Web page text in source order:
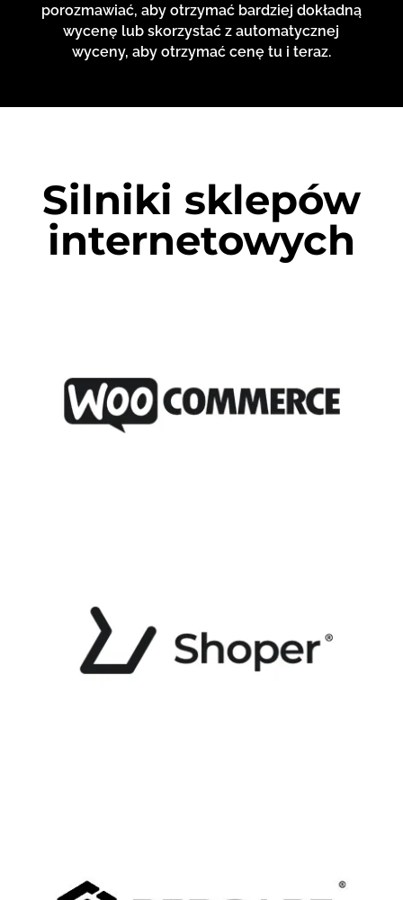
porozmawiać, aby otrzymać bardziej dokładną
wycenę lub skorzystać z automatycznej
wyceny, aby otrzymać cenę tu i teraz.
Silniki sklepów
internetowych